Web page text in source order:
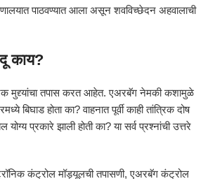
पाठवण्यात आला असून शवविच्छेदन अहवालाची
काय?
मुद्द्यांचा तपास करत आहेत. एअरबॅग नेमकी कशामुळे
बिघाड होता का? वाहनात पूर्वी काही तांत्रिक दोष
योग्य प्रकारे झाली होती का? या सर्व प्रश्नांची उत्तरे
कंट्रोल मॉड्यूलची तपासणी, एअरबॅग कंट्रोल